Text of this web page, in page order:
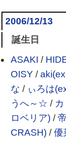
2006/12/13
誕生日
ASAKI /
OISY /
な / ぃろは
うへ～☆ /
ロベリア)/
CRASH)/優